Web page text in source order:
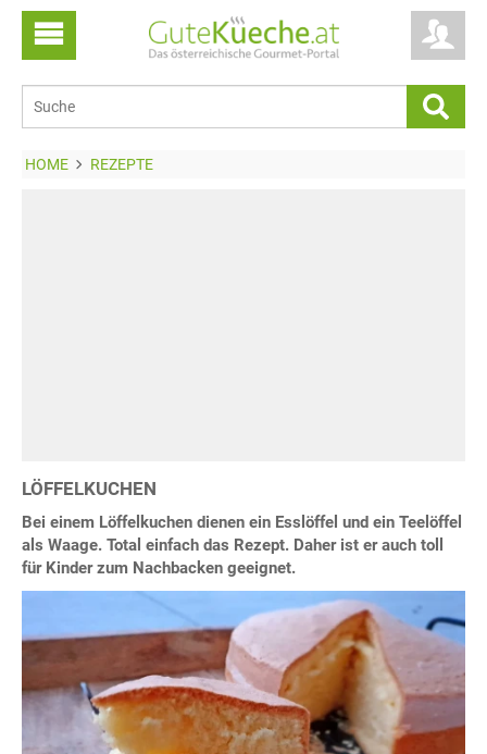
HOME REZEPTE
LÖFFELKUCHEN
Bei einem Löffelkuchen dienen ein Esslöffel und ein Teelöffel
als Waage. Total einfach das Rezept. Daher ist er auch toll
für Kinder zum Nachbacken geeignet.